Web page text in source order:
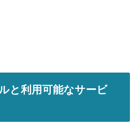
と利用可能なサービ